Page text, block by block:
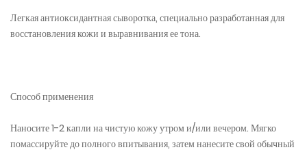
Легкая антиоксидантная сыворотка, специально разработанная для
восстановления кожи и выравнивания ее тона.
Способ применения
Наносите 1-2 капли на чистую кожу утром и/или вечером. Мягко
помассируйте до полного впитывания, затем нанесите свой обычный